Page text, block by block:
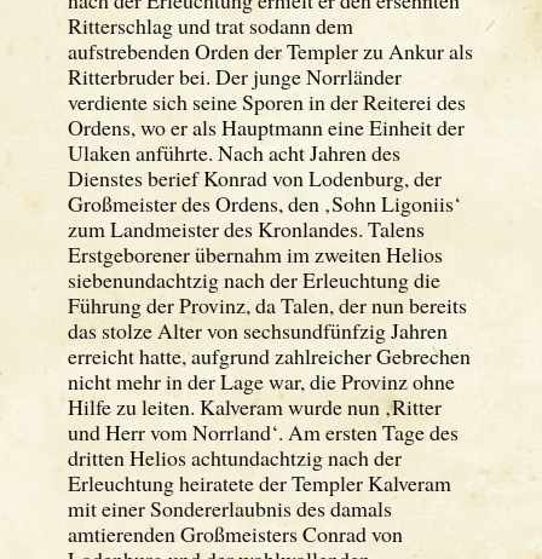
Ritterschlag und trat sodann dem
aufstrebenden Orden der Templer zu Ankur als
Ritterbruder bei. Der junge Norrländer
verdiente sich seine Sporen in der Reiterei des
Ordens, wo er als Hauptmann eine Einheit der
Ulaken anführte. Nach acht Jahren des
Dienstes berief Konrad von Lodenburg, der
Großmeister des Ordens, den ‚Sohn Ligoniis‘
zum Landmeister des Kronlandes. Talens
Erstgeborener übernahm im zweiten Helios
siebenundachtzig nach der Erleuchtung die
Führung der Provinz, da Talen, der nun bereits
das stolze Alter von sechsundfünfzig Jahren
erreicht hatte, aufgrund zahlreicher Gebrechen
nicht mehr in der Lage war, die Provinz ohne
Hilfe zu leiten. Kalveram wurde nun ‚Ritter
und Herr vom Norrland‘. Am ersten Tage des
dritten Helios achtundachtzig nach der
Erleuchtung heiratete der Templer Kalveram
mit einer Sondererlaubnis des damals
amtierenden Großmeisters Conrad von